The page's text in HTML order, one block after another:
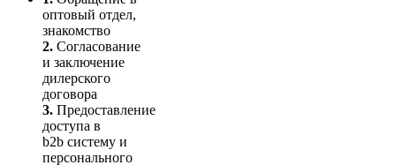
оптовый отдел,
знакомство
2. Согласование
и заключение
дилерского
договора
3. Пре­до­ста­вле­ние
доступа в
b2b систему и
персо­нального